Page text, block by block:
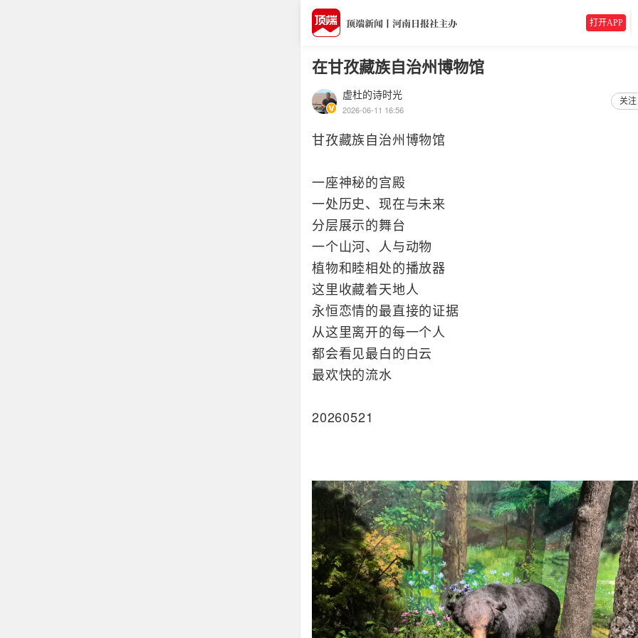
打开APP
在甘孜藏族自治州博物馆
虚杜的诗时光
2026-06-11 16:56
关注
甘孜藏族自治州博物馆
一座神秘的宫殿
一处历史、现在与未来
分层展示的舞台
一个山河、人与动物
植物和睦相处的播放器
这里收藏着天地人
永恒恋情的最直接的证据
从这里离开的每一个人
都会看见最白的白云
最欢快的流水
20260521